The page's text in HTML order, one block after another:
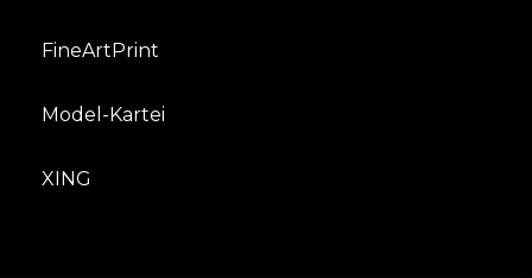
FineArtPrint
Model-Kartei
XING